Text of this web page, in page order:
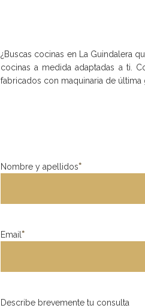
¿Buscas cocinas en La Guindalera
cocinas a medida adaptadas a ti.
fabricados con maquinaria de
Nombre y apellidos*
Email *
Describe brevemente tu consulta